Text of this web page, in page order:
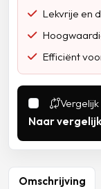
Lekvrije en
Efficiënt
Vergelijk
Naar
Omschrijving